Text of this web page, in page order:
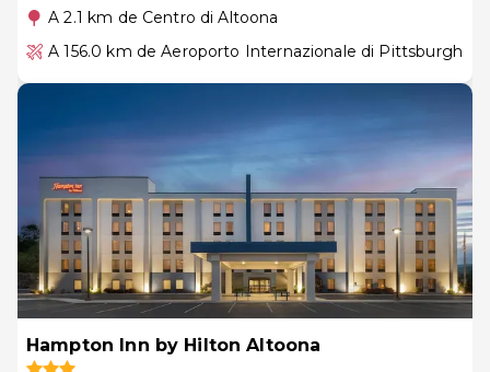
A 2.1 km de Centro di Altoona
A 156.0 km de Aeroporto Internazionale di Pittsburgh
Hampton Inn by Hilton Altoona